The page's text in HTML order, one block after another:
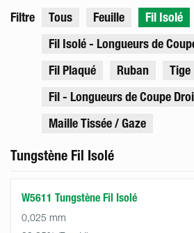
Filtre Tous Feuille
Fil Isolé
Fil Isolé - Longueurs de
Fil Plaqué
Ruban Tige
Fil - Longueurs de Coupe
Maille Tissée / Gaze
Tungstène Fil Isolé
W5611 Tungstène Fil Isolé
0,025 mm